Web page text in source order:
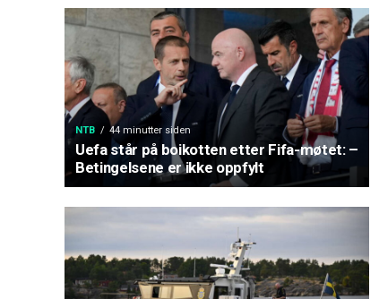
NTB 44 minutter siden
Uefa står på boikotten etter Fifa-møtet: –
Betingelsene er ikke oppfylt